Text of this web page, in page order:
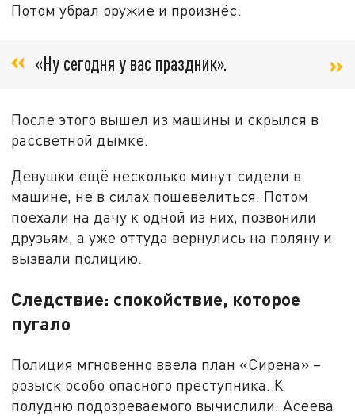
Потом убрал оружие и произнёс:
«Ну сегодня у вас праздник».
После этого вышел из машины и скрылся в
рассветной дымке.
Девушки ещё несколько минут сидели в
машине, не в силах пошевелиться. Потом
поехали на дачу к одной из них, позвонили
друзьям, а уже оттуда вернулись на поляну и
вызвали полицию.
Следствие: спокойствие, которое
пугало
Полиция мгновенно ввела план «Сирена» –
розыск особо опасного преступника. К
полудню подозреваемого вычислили. Асеева